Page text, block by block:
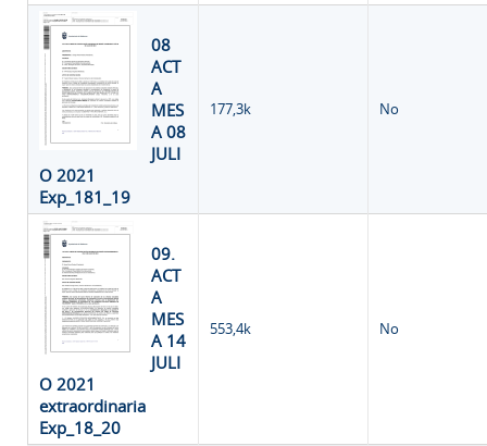
08
ACT
A
MES
A 08
JULI
O 2021
Exp_181_19
177,3k No
09.
ACT
A
MES
A 14
JULI
O 2021
extraordinaria
Exp_18_20
553,4k No